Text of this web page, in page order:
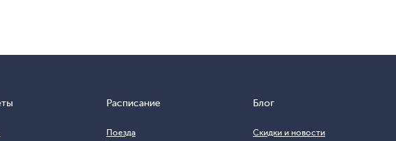
Расписание
Поезда
Блог
Скидки и новости